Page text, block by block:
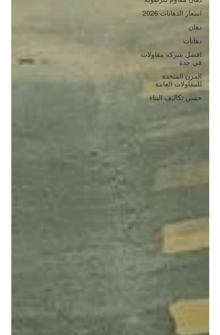
اسعار الدهانات 2026
دهان
دهانات
افضل شركه مقاولات
في جدة
المزن المتحدة
للمقاولات العامة
حفض تكاليف البناء